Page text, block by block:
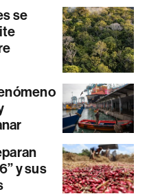
se
y sus